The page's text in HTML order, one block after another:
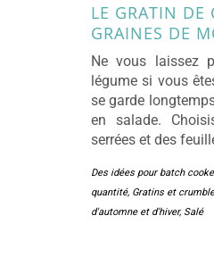
LE GRATIN DE
GRAINES DE
Ne vous laissez
légume si vous
se garde
en salade.
serrées et des
Des idées pour batch
quantité, Gratins et
d'automne et d'hiver, Salé